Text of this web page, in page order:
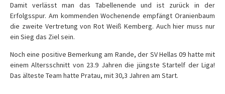
Damit verlässt man das Tabellenende und ist zurück in der
Erfolgsspur. Am kommenden Wochenende empfängt Oranienbaum
die zweite Vertretung von Rot Weiß Kemberg. Auch hier muss nur
ein Sieg das Ziel sein.
Noch eine positive Bemerkung am Rande, der SV Hellas 09 hatte mit
einem Altersschnitt von 23.9 Jahren die jüngste Startelf der Liga!
Das älteste Team hatte Pratau, mit 30,3 Jahren am Start.